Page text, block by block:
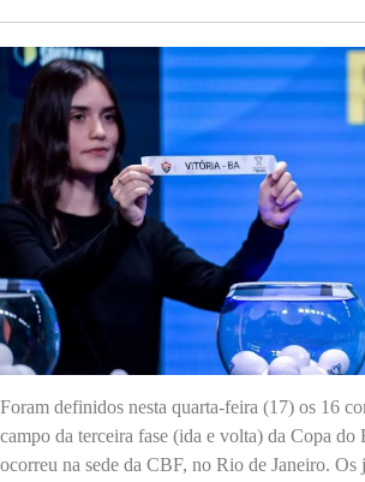
Foram definidos nesta quarta-feira (17) os 16
campo da terceira fase (ida e volta) da Copa do
ocorreu na sede da CBF, no Rio de Janeiro. Os